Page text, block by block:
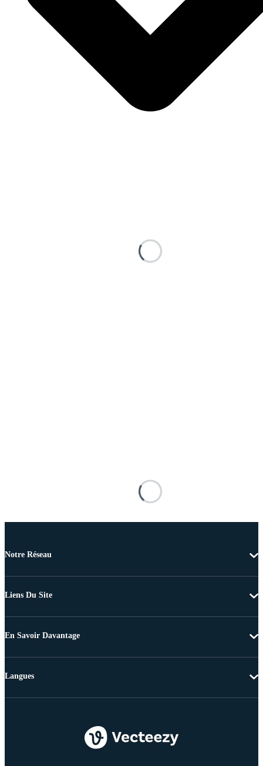
Notre Réseau
Liens Du Site
En Savoir Davantage
Langues